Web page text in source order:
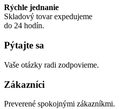
Rýchle jednanie
Skladový tovar expedujeme
do 24 hodín.
Pýtajte sa
Vaše otázky radi zodpovieme.
Zákazníci
Preverené spokojnými zákazníkmi.